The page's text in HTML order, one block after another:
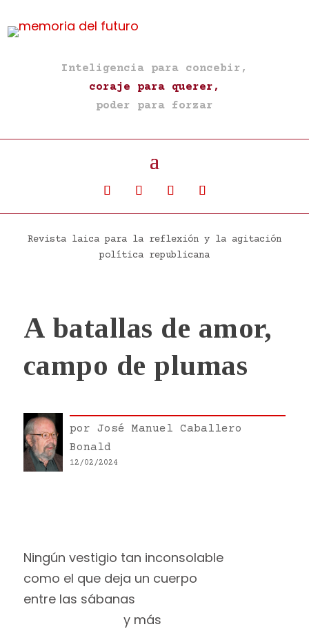
Inteligencia para concebir,
coraje para querer,
poder para forzar
Revista laica para la reflexión y la agitación
política republicana
A batallas de amor,
campo de plumas
por José Manuel Caballero
Bonald
12/02/2024
Ningún vestigio tan inconsolable
como el que deja un cuerpo
entre las sábanas
y más